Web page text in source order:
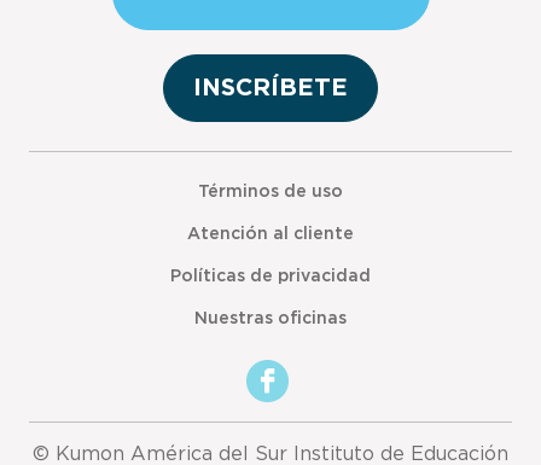
INSCRÍBETE
Términos de uso
Atención al cliente
Políticas de privacidad
Nuestras oficinas
© Kumon América del Sur Instituto de Educación